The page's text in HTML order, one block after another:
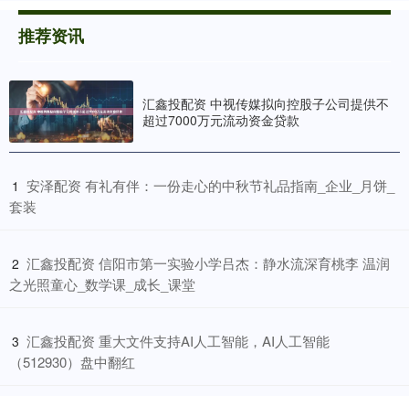
推荐资讯
汇鑫投配资 中视传媒拟向控股子公司提供不
超过7000万元流动资金贷款
1 ​安泽配资 有礼有伴：一份走心的中秋节礼品指南_企业_月饼_
套装
2 ​汇鑫投配资 信阳市第一实验小学吕杰：静水流深育桃李 温润
之光照童心_数学课_成长_课堂
3 ​汇鑫投配资 重大文件支持AI人工智能，AI人工智能
（512930）盘中翻红